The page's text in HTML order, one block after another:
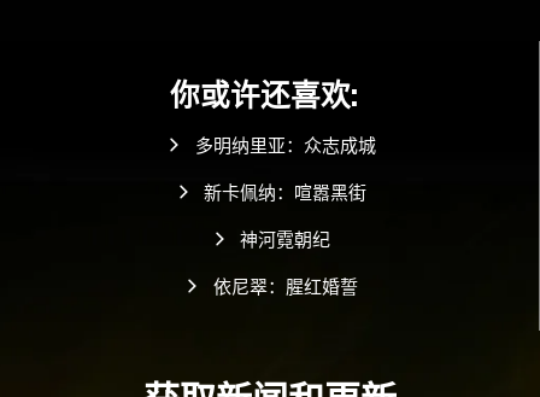
你或许还喜欢:
多明纳里亚：众志成城
新卡佩纳：喧嚣黑街
神河霓朝纪
依尼翠：腥红婚誓